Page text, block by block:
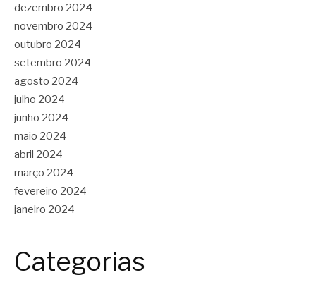
dezembro 2024
novembro 2024
outubro 2024
setembro 2024
agosto 2024
julho 2024
junho 2024
maio 2024
abril 2024
março 2024
fevereiro 2024
janeiro 2024
Categorias